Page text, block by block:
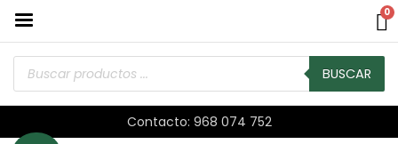
0
BUSCAR
Contacto: 968 074 752